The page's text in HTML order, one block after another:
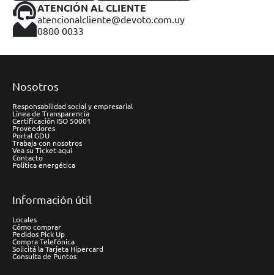
ATENCIÓN AL CLIENTE
atencionalcliente@devoto.com.uy
0800 0033
Nosotros
Responsabilidad social y empresarial
Línea de Transparencia
Certificación ISO 50001
Proveedores
Portal GDU
Trabaja con nosotros
Vea su Ticket aquí
Contacto
Política energética
Información útil
Locales
Cómo comprar
Pedidos Pick Up
Compra Telefónica
Solicitá la Tarjeta Hipercard
Consulta de Puntos